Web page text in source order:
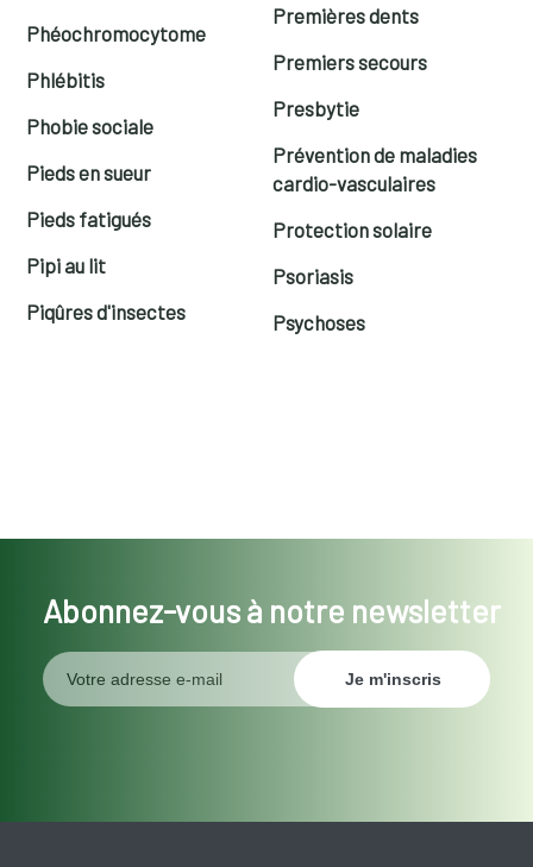
Phéochromocytome
Phlébitis
Phobie sociale
Pieds en sueur
Pieds fatigués
Pipi au lit
Piqûres d'insectes
Premières dents
Premiers secours
Presbytie
Prévention de maladies
cardio-vasculaires
Protection solaire
Psoriasis
Psychoses
Abonnez-vous à notre newsletter